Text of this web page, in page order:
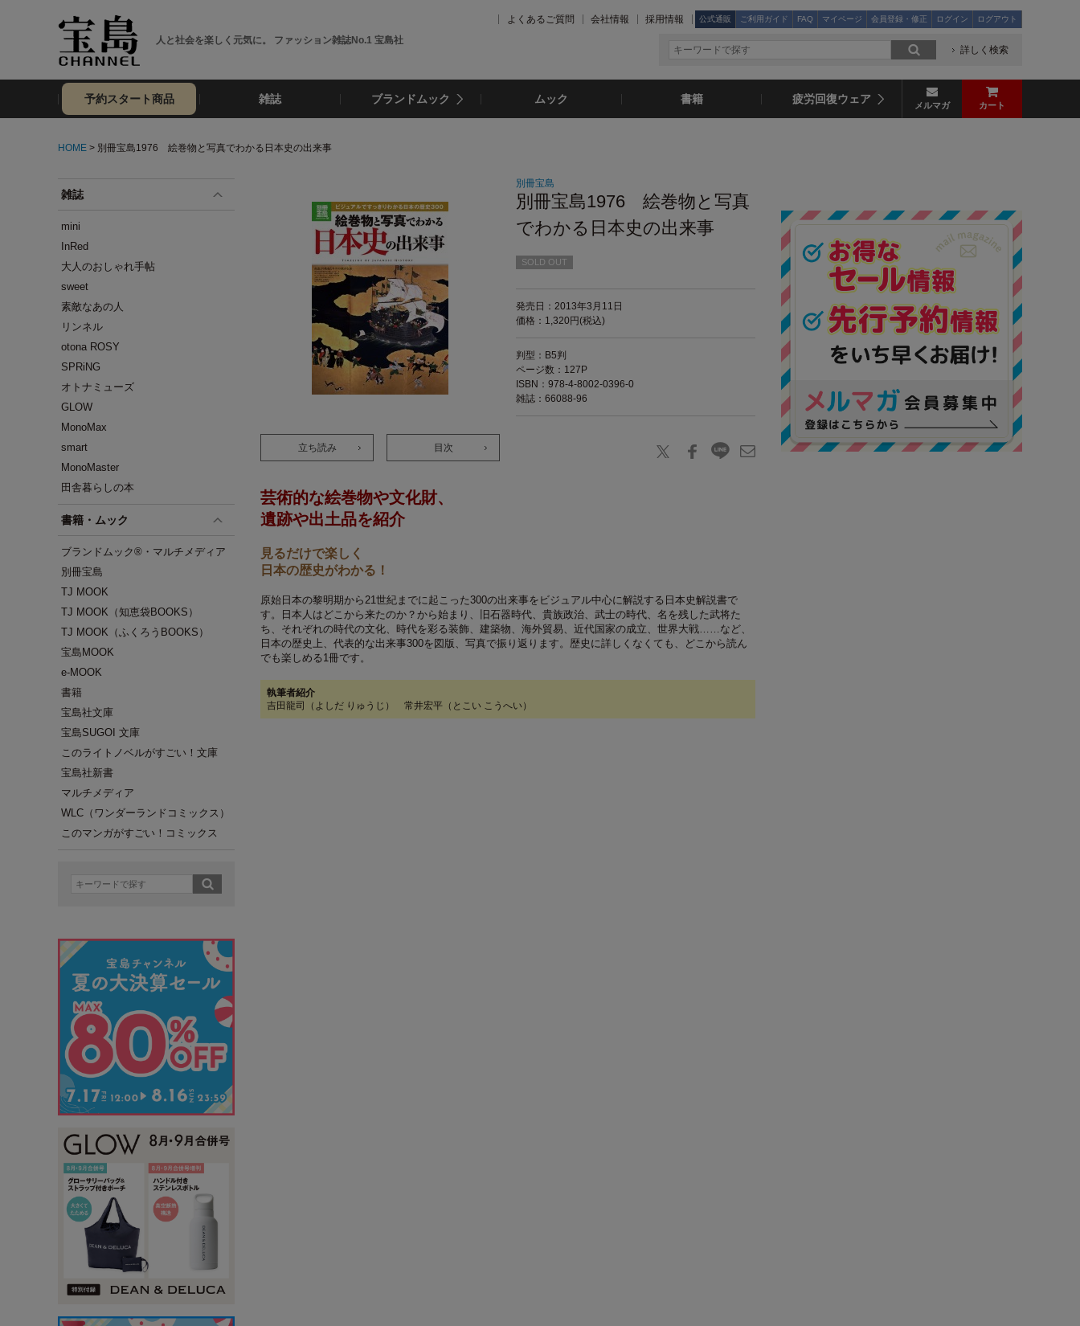
人と社会を楽しく元気に。 ファッション雑誌No.1 宝島社
よくあるご質問 会社情報 採用情報 公式通販 ご利用ガイド FAQ マイページ 会員登録・修正 ログイン ログアウト
詳しく検索
予約スタート商品 雑誌 ブランドムック ムック 書籍 疲労回復ウェア メルマガ カート
HOME > 別冊宝島1976 絵巻物と写真でわかる日本史の出来事
雑誌
mini
InRed
大人のおしゃれ手帖
sweet
素敵なあの人
リンネル
otona ROSY
SPRiNG
オトナミューズ
GLOW
MonoMax
smart
MonoMaster
田舎暮らしの本
書籍・ムック
ブランドムック®・マルチメディア
別冊宝島
TJ MOOK
TJ MOOK（知恵袋BOOKS）
TJ MOOK（ふくろうBOOKS）
宝島MOOK
e-MOOK
書籍
宝島社文庫
宝島SUGOI 文庫
このライトノベルがすごい！文庫
宝島社新書
マルチメディア
WLC（ワンダーランドコミックス）
このマンガがすごい！コミックス
立ち読み 目次
別冊宝島
別冊宝島1976 絵巻物と写真
でわかる日本史の出来事
SOLD OUT
発売日：2013年3月11日
価格：1,320円(税込)
判型：B5判
ページ数：127P
ISBN：978-4-8002-0396-0
雑誌：66088-96
芸術的な絵巻物や文化財、
遺跡や出土品を紹介
見るだけで楽しく
日本の歴史がわかる！
原始日本の黎明期から21世紀までに起こった300の出来事をビジュアル中心に解説する日本史解説書で
す。日本人はどこから来たのか？から始まり、旧石器時代、貴族政治、武士の時代、名を残した武将た
ち、それぞれの時代の文化、時代を彩る装飾、建築物、海外貿易、近代国家の成立、世界大戦……など、
日本の歴史上、代表的な出来事300を図版、写真で振り返ります。歴史に詳しくなくても、どこから読ん
でも楽しめる1冊です。
執筆者紹介
吉田龍司（よしだ りゅうじ） 常井宏平（とこい こうへい）